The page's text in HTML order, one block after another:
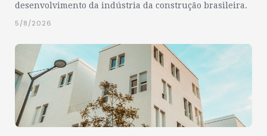
desenvolvimento da indústria da construção brasileira.
5/8/2026